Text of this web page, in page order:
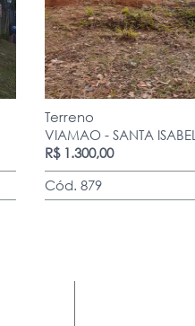
Terreno
VIAMAO - SANTA ISABEL
R$ 1.300,00
Cód. 879